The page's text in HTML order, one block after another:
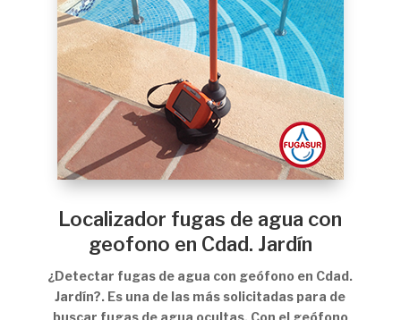
Localizador fugas de agua con
geofono en Cdad. Jardín
¿Detectar fugas de agua con geófono en Cdad.
Jardín?. Es una de las más solicitadas para de